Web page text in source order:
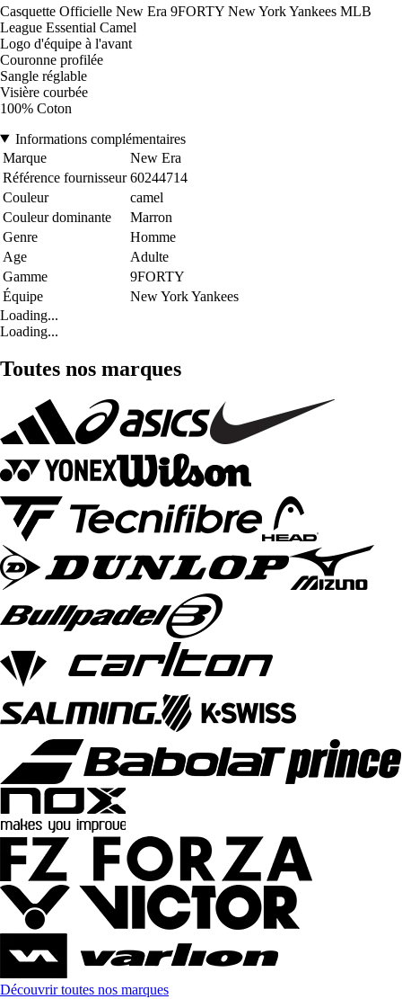
Casquette Officielle New Era 9FORTY New York Yankees MLB
League Essential Camel
Logo d'équipe à l'avant
Couronne profilée
Sangle réglable
Visière courbée
100% Coton
Informations complémentaires
Marque
New Era
Référence fournisseur 60244714
Couleur
camel
Couleur dominante
Marron
Genre
Homme
Age
Adulte
Gamme
9FORTY
Équipe
New York Yankees
Loading...
Loading...
Toutes nos marques
Découvrir toutes nos marques